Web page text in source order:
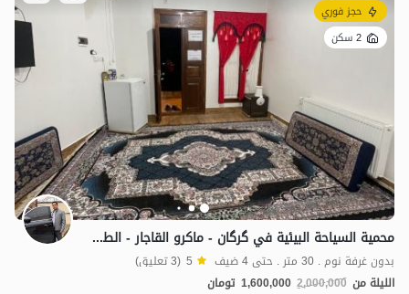
حجز فوري
2 سكن
محمية السياحة البيئية في گرگان - ماكرو القاجار - الطابق الثاني
بدون غرفة نوم . 30 متر . حتى 4 ضيف 5 (3 تعليق)
الليلة من 2,000,000
1,600,000 تومان